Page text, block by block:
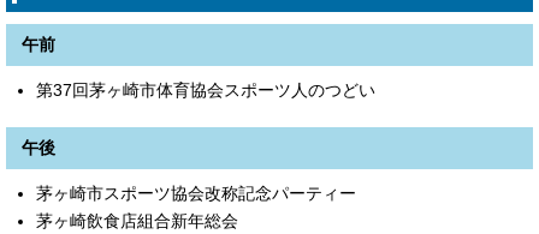
午前
第37回茅ヶ崎市体育協会スポーツ人のつどい
午後
茅ヶ崎市スポーツ協会改称記念パーティー
茅ヶ崎飲食店組合新年総会